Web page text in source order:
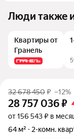
Люди также
Квартиры от
Гранель
32 678 450₽ –12%
28 757 036₽
от 156 543 ₽ в
64 м²
2-комн.